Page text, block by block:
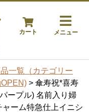
カート メニュー
一覧（カテゴリー
> 傘寿祝*喜寿
ープル) 名前入り婦
ーム特急仕上イニシ